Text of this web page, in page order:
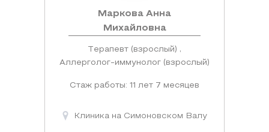
Маркова Анна
Михайловна
Терапевт (взрослый) ,
Аллерголог-иммунолог (взрослый)
Стаж работы: 11 лет 7 месяцев
Клиника на Симоновском Валу